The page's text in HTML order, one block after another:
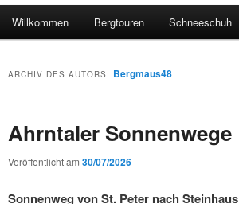
Willkommen Bergtouren Schneeschuh
ARCHIV DES AUTORS: Bergmaus48
Ahrntaler Sonnenwege
Veröffentlicht am 30/07/2026
Sonnenweg von St. Peter nach Steinhaus